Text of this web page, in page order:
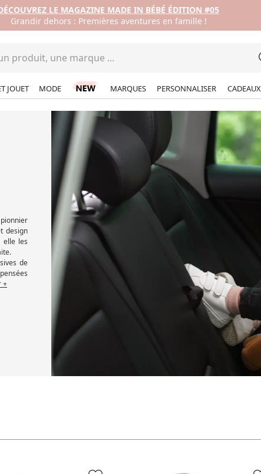
LE MAGAZINE MADE IN BÉBÉ ÉDITION #05
Grandir dehors : Premières aventures en famille !
JOUET MODE MARQUES PERSONNALISER CADEAUX
design
elle les
de
+